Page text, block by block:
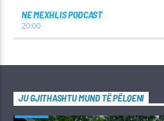
NE MEXHLIS PODCAST
20:00
JU GJITHASHTU MUND TË PËLQENI